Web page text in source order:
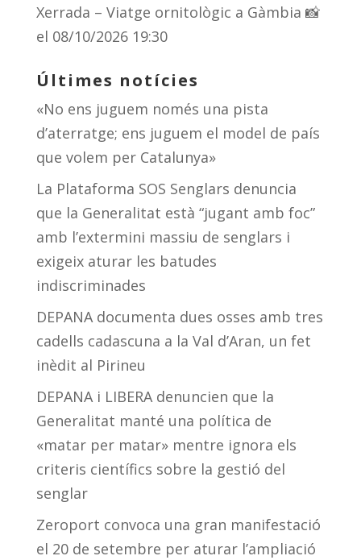
Xerrada – Viatge ornitològic a Gàmbia 📸
el 08/10/2026 19:30
Últimes notícies
«No ens juguem només una pista
d’aterratge; ens juguem el model de país
que volem per Catalunya»
La Plataforma SOS Senglars denuncia
que la Generalitat està “jugant amb foc”
amb l’extermini massiu de senglars i
exigeix aturar les batudes
indiscriminades
DEPANA documenta dues osses amb tres
cadells cadascuna a la Val d’Aran, un fet
inèdit al Pirineu
DEPANA i LIBERA denuncien que la
Generalitat manté una política de
«matar per matar» mentre ignora els
criteris científics sobre la gestió del
senglar
Zeroport convoca una gran manifestació
el 20 de setembre per aturar l’ampliació